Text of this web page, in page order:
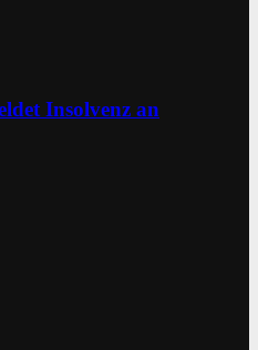
Insolvenz an